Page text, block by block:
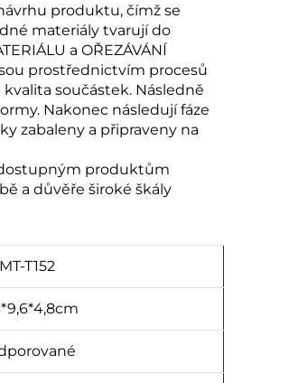
produktu, čímž se
materiály tvarují do
a OŘEZÁVÁNÍ
prostřednictvím procesů
kvalita součástek. Následně
Nakonec následují fáze
zabaleny a připraveny na
dostupným produktům
a důvěře široké škály
MT-T152